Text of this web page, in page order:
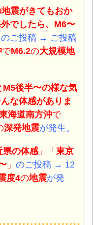
震がきてもおか
でしたら、M6〜
のご投稿 → ご投稿
でM6.2の大規模地
M5後半〜の様な気
な体感がありま
海道南方沖で
深発地震が発生。
県の体感 」「 東京
」 のご投稿 → 12
度4の地震が発